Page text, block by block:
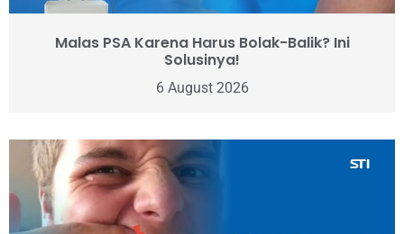
Malas PSA Karena Harus Bolak-Balik? Ini
Solusinya!
6 August 2026